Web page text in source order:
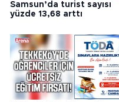
Samsun’da turist sayısı
yüzde 13,68 arttı